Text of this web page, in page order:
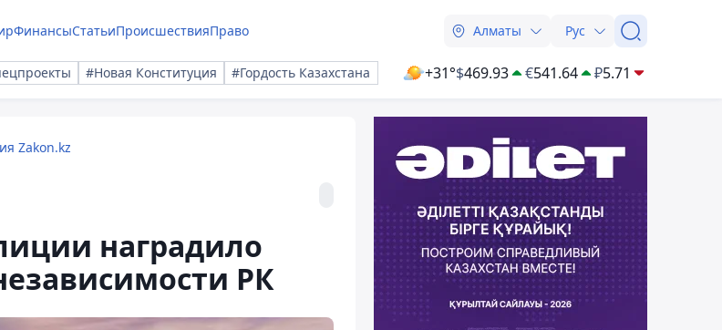
ФинансыСтатьиПроисшествияПраво Алматы Рус
#Новая Конституция #Гордость Казахстана +31°$469.93 €541.64 ₽5.71
Zakon.kz
наградило
РК